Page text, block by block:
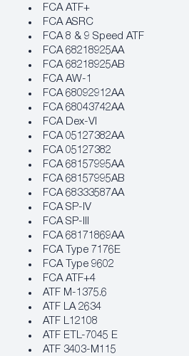
FCA ATF+
FCA ASRC
FCA 8 & 9 Speed ATF
FCA 68218925AA
FCA 68218925AB
FCA AW-1
FCA 68092912AA
FCA 68043742AA
FCA Dex-VI
FCA 05127382AA
FCA 05127382
FCA 68157995AA
FCA 68157995AB
FCA 68333587AA
FCA SP-IV
FCA SP-III
FCA 68171869AA
FCA Type 7176E
FCA Type 9602
FCA ATF+4
ATF M-1375.6
ATF LA 2634
ATF L12108
ATF ETL-7045 E
ATF 3403-M115